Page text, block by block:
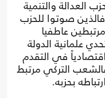
العدالة والتنمية
صوتوا للحزب
عاطفيا
علمانية الدولة
في التقدم
فالشعب التركي مرتبط
بحزبه.